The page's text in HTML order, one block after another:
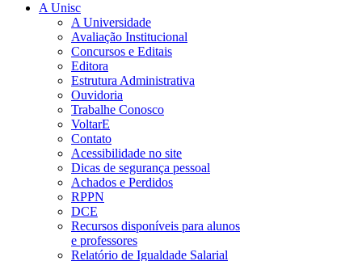
A Unisc
A Universidade
Avaliação Institucional
Concursos e Editais
Editora
Estrutura Administrativa
Ouvidoria
Trabalhe Conosco
VoltarE
Contato
Acessibilidade no site
Dicas de segurança pessoal
Achados e Perdidos
RPPN
DCE
Recursos disponíveis para alunos
e professores
Relatório de Igualdade Salarial